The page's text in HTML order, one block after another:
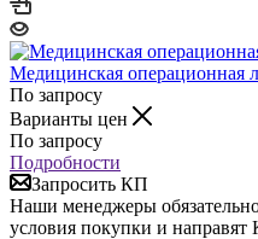
Медицинская операционная
По запросу
Варианты цен
По запросу
Подробности
Запросить КП
Наши менеджеры
условия покупки и направят